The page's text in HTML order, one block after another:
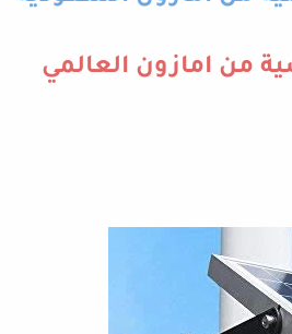
من امازون العالمي